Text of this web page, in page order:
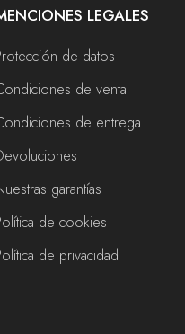
LEGALES
de datos
de venta
de entrega
garantías
de cookies
de privacidad